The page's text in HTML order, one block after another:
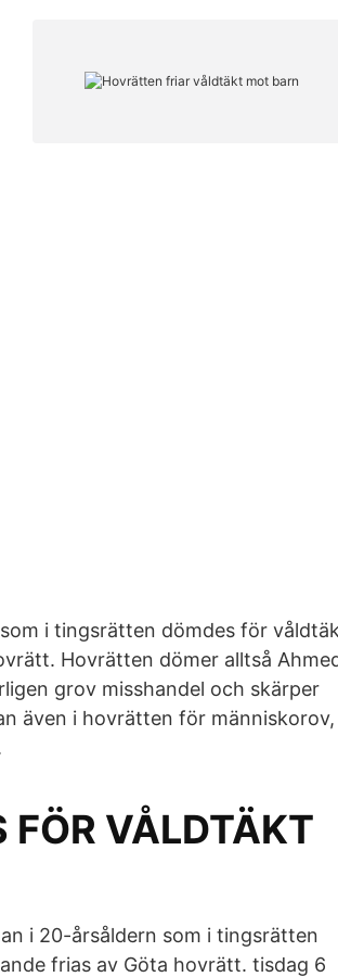
i tingsrätten dömdes för
Hovrätten dömer alltså
grov misshandel och skärper
även i hovrätten för människorov,
VÅLDTÄKT
i 20-årsåldern som i tingsrätten
frias av Göta hovrätt. tisdag 6